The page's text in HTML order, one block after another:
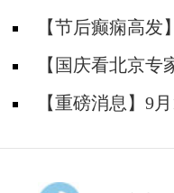
神经内科胡颖教授
【节后癫痫高发
院陈葵博士免费会
题！
【国庆看北京专
天坛&首钢医院两大
【重磅消息】9